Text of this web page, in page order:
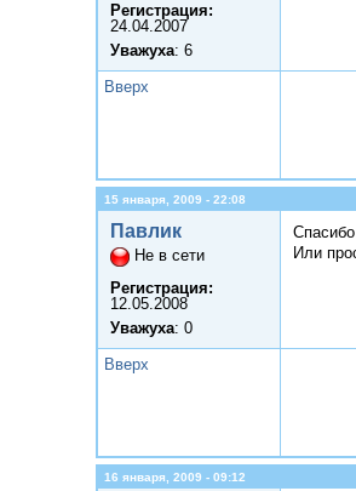
Регистрация:
24.04.2007
Уважуха: 6
Вверх
15 января, 2009 - 22:08
Павлик
Не в сети
Регистрация:
12.05.2008
Уважуха: 0
Или
Вверх
16 января, 2009 - 09:12